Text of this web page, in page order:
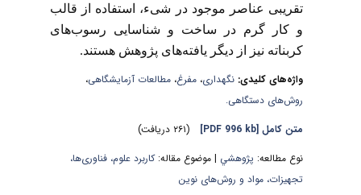
تقریبی عناصر موجود در شیء، استفاده از قالب
و کار گرم در ساخت و شناسایی رسوب‌های
کربناته نیز از دیگر یافته‌های پژوهش هستند.
واژه‌های کلیدی:نگهداری،مفرغ،مطالعات آزمایشگاهی،
روش‌های دستگاهی.
متن کامل[PDF 996 kb]
نوع مطالعه:پژوهشي| موضوع مقاله:کاربرد علوم، فناوری‌ها،
تجهیزات، مواد و روش‌های نوین